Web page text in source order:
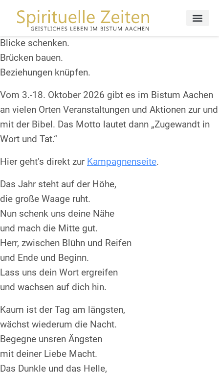
Blicke schenken.
Brücken bauen.
Beziehungen knüpfen.
Vom 3.-18. Oktober 2026 gibt es im Bistum Aachen
an vielen Orten Veranstaltungen und Aktionen zur und
mit der Bibel. Das Motto lautet dann „Zugewandt in
Wort und Tat.“
Hier geht’s direkt zur Kampagnenseite.
Das Jahr steht auf der Höhe,
die große Waage ruht.
Nun schenk uns deine Nähe
und mach die Mitte gut.
Herr, zwischen Blühn und Reifen
und Ende und Beginn.
Lass uns dein Wort ergreifen
und wachsen auf dich hin.
Kaum ist der Tag am längsten,
wächst wiederum die Nacht.
Begegne unsren Ängsten
mit deiner Liebe Macht.
Das Dunkle und das Helle,